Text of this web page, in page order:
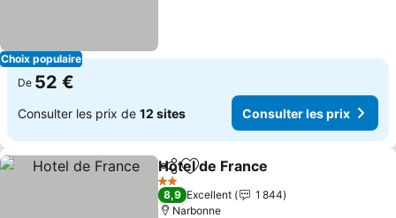
Choix populaire
De 52 €
Consulter les prix de 12 sites Consulter les prix
PartagerAjouter à mes favoris
Hotel de France
2 Étoiles
8,9 Excellent
1 844
Narbonne